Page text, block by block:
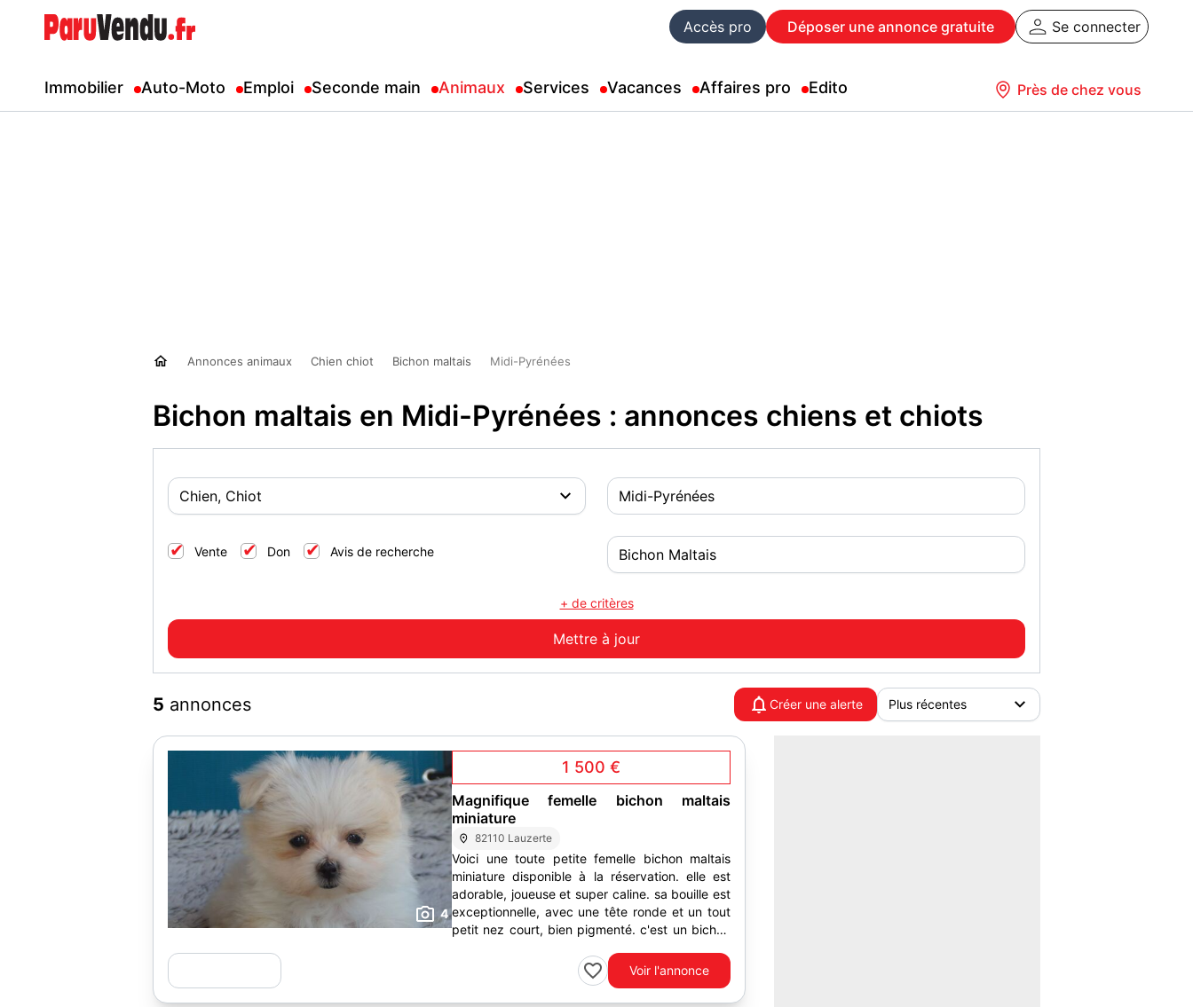
Accès pro Déposer une annonce gratuite Se connecter
Immobilier Auto-Moto Emploi Seconde main Animaux Services Vacances Affaires pro Edito Près de chez vous
Annonces animaux Chien chiot Bichon maltais Midi-Pyrénées
Bichon maltais en Midi-Pyrénées : annonces chiens et chiots
Vente Don Avis de recherche
+ de critères
5 annonces Créer une alerte
4
1 500 €
Magnifique femelle bichon maltais
miniature
82110 Lauzerte
Voici une toute petite femelle bichon maltais
miniature disponible à la réservation. elle est
adorable, joueuse et super caline. sa bouille est
exceptionnelle, avec une tête ronde et un tout
petit nez court, bien pigmenté. c'est un bichon
Voir l'annonce